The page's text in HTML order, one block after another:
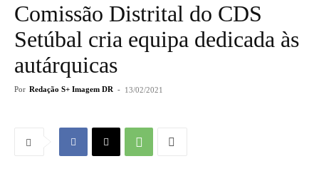
Comissão Distrital do CDS
Setúbal cria equipa dedicada às
autárquicas
Por Redação S+ Imagem DR - 13/02/2021